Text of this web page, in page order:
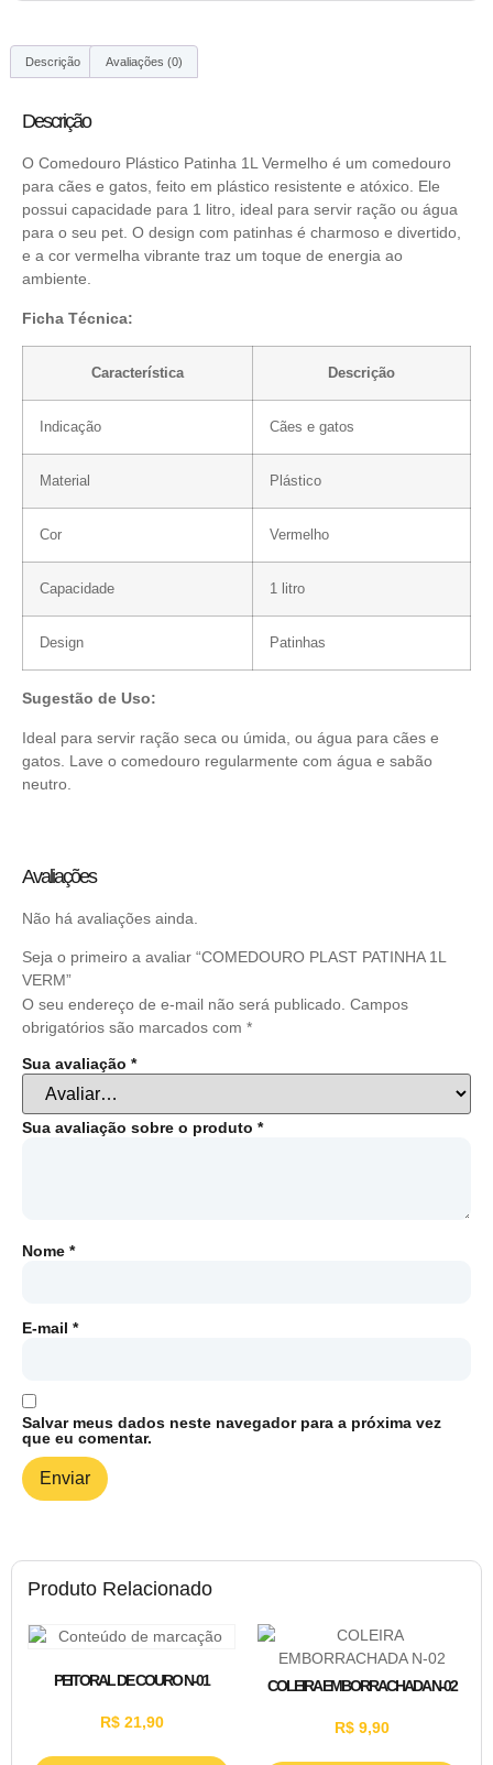
Produto Relacionado
PEITORAL DE COURO N-01
R$21,90
COLEIRA EMBORRACHADA N-02
R$9,90
Descrição Avaliações (0)
Descrição
O Comedouro Plástico Patinha 1L Vermelho é um comedouro
para cães e gatos, feito em plástico resistente e atóxico. Ele
possui capacidade para 1 litro, ideal para servir ração ou água
para o seu pet. O design com patinhas é charmoso e divertido,
e a cor vermelha vibrante traz um toque de energia ao
ambiente.
Ficha Técnica:
Característica Descrição
Indicação Cães e gatos
Material Plástico
Cor Vermelho
Capacidade 1 litro
Design Patinhas
Sugestão de Uso:
Ideal para servir ração seca ou úmida, ou água para cães e
gatos. Lave o comedouro regularmente com água e sabão
neutro.
Avaliações
Não há avaliações ainda.
Seja o primeiro a avaliar “COMEDOURO PLAST PATINHA 1L
VERM”
O seu endereço de e-mail não será publicado. Campos
obrigatórios são marcados com *
Sua avaliação *
Sua avaliação sobre o produto *
Nome *
E-mail *
Salvar meus dados neste navegador para a próxima vez
que eu comentar.